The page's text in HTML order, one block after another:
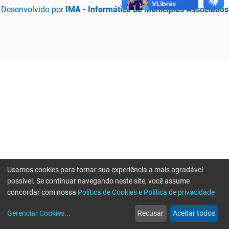
Desenvolvido por IMA - Informática de Municípios Associados
web
Notícias
more_horiz
Mais
Usamos cookies para tornar sua experiência a mais agradável
possível. Se continuar navegando neste site, você assume
concordar com nossa Política de Cookies e Política de privacidade
Gerenciar Cookies... Recusar Aceitar todos
Erro ao enviar informações, por favor tente novamente